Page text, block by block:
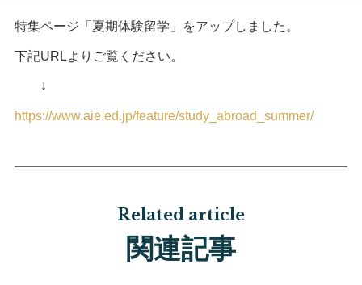
特集ページ「夏期体験留学」をアップしました。
下記URLよりご覧ください。
↓
https://www.aie.ed.jp/feature/study_abroad_summer/
Related article
関連記事